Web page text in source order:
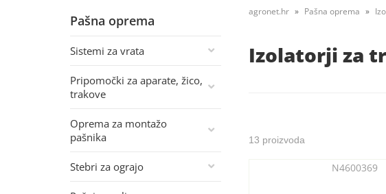
Pašna oprema
Sistemi za vrata
Pripomočki za aparate, žico,
trakove
Oprema za montažo
pašnika
Stebri za ograjo
agronet.hr Pašna oprema
Izolatorji za
13 proizvoda
N4600369